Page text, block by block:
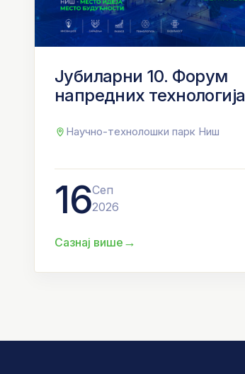
Јубиларни 10. Форум
напредних технологија
Научно-технолошки парк Ниш
16Сеп
2026
Сазнај више →